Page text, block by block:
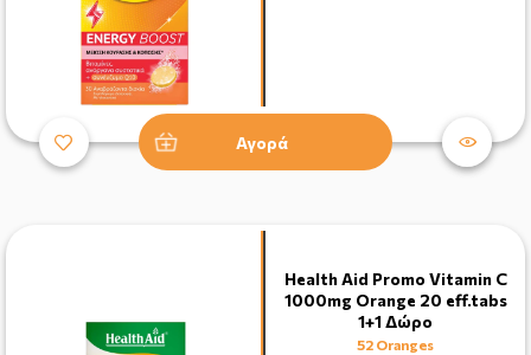
Αγορά
Health Aid Promo Vitamin C
1000mg Orange 20 eff.tabs
1+1 Δώρο
52 Oranges